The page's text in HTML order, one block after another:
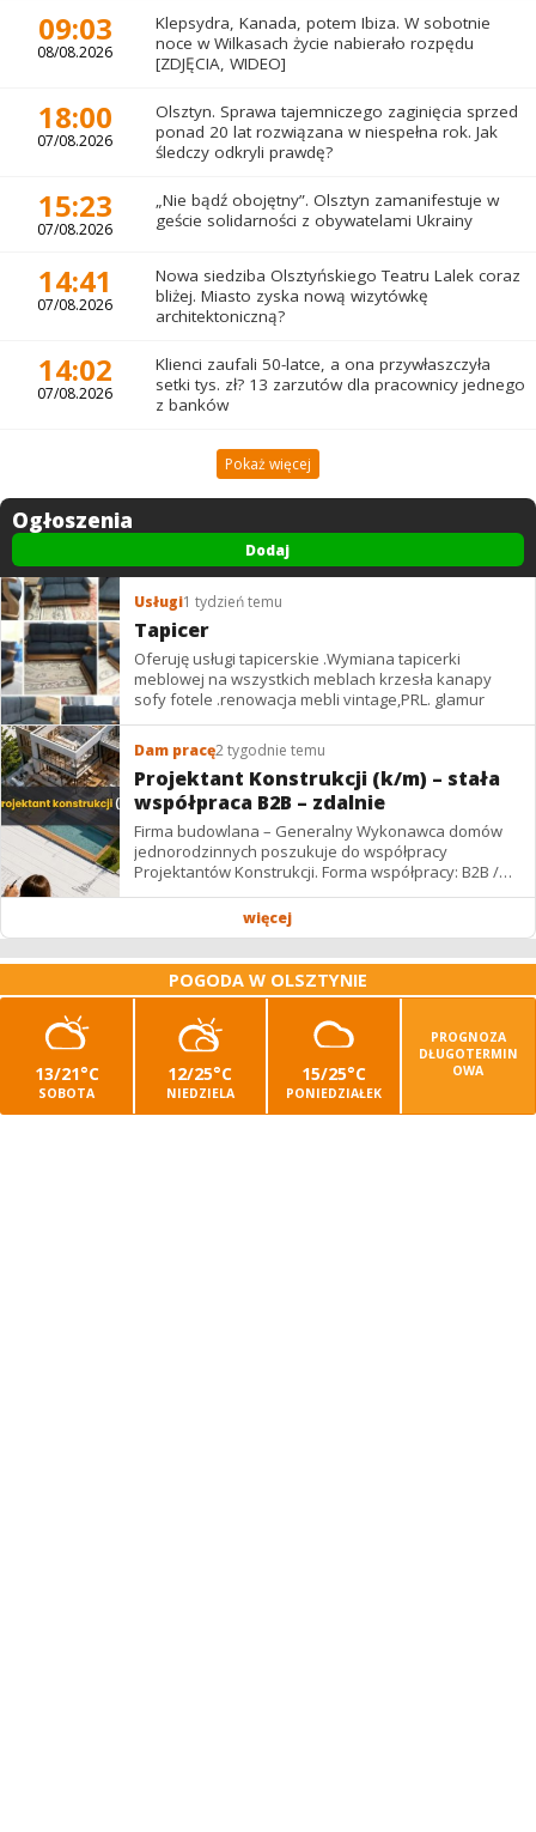
09:03
08/08.2026
Klepsydra, Kanada, potem Ibiza. W sobotnie
noce w Wilkasach życie nabierało rozpędu
[ZDJĘCIA, WIDEO]
18:00
07/08.2026
Olsztyn. Sprawa tajemniczego zaginięcia sprzed
ponad 20 lat rozwiązana w niespełna rok. Jak
śledczy odkryli prawdę?
15:23
07/08.2026
„Nie bądź obojętny”. Olsztyn zamanifestuje w
geście solidarności z obywatelami Ukrainy
14:41
07/08.2026
Nowa siedziba Olsztyńskiego Teatru Lalek coraz
bliżej. Miasto zyska nową wizytówkę
architektoniczną?
14:02
07/08.2026
Klienci zaufali 50-latce, a ona przywłaszczyła
setki tys. zł? 13 zarzutów dla pracownicy jednego
z banków
Pokaż więcej
Ogłoszenia
Dodaj
Usługi1 tydzień temu
Tapicer
Oferuję usługi tapicerskie .Wymiana tapicerki
meblowej na wszystkich meblach krzesła kanapy
sofy fotele .renowacja mebli vintage,PRL. glamur
Dam pracę2 tygodnie temu
Projektant Konstrukcji (k/m) – stała
współpraca B2B – zdalnie
Firma budowlana – Generalny Wykonawca domów
jednorodzinnych poszukuje do współpracy
Projektantów Konstrukcji. Forma współpracy: B2B /
podwykonawstwo – zdalnie. Wynagrodzenie: ✔
więcej
POGODA W OLSZTYNIE
13/21°C
SOBOTA
12/25°C
NIEDZIELA
15/25°C
PONIEDZIAŁEK
PROGNOZA
DŁUGOTERMIN
OWA